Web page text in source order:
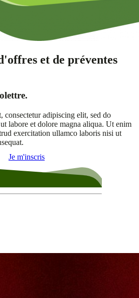
et de préventes
consectetur adipiscing elit, sed do
labore et dolore magna aliqua. Ut enim
exercitation ullamco laboris nisi ut
Je m'inscris